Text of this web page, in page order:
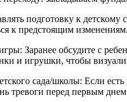
подготовку к
к предстоящим изменениям.
Заранее обсудите с
и игрушки, чтобы
сада/школы: Если есть
тревоги перед первым